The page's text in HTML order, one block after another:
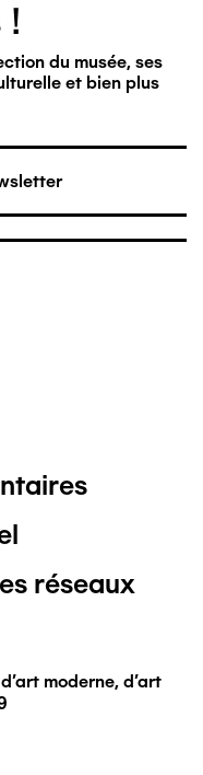
!
du musée, ses
et bien plus
réseaux
moderne, d'art